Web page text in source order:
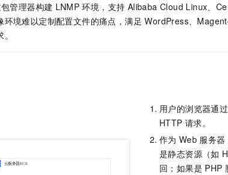
管理器构建 LNMP 环境，支持 Alibaba Cloud Linux、
环境难以定制配置文件的痛点，满足 WordPress、
用户的浏览器通
HTTP 请求。
作为 Web 服务
是静态资源（如
回；如果是 PHP